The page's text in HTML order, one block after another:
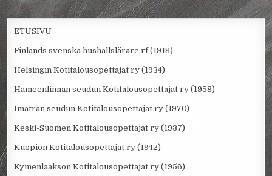
ETUSIVU
Finlands svenska hushållslärare rf (1918)
Helsingin Kotitalousopettajat ry (1934)
Hämeenlinnan seudun Kotitalousopettajat ry (1958)
Imatran seudun Kotitalousopettajat ry (1970)
Keski-Suomen Kotitalousopettajat ry (1937)
Kuopion Kotitalousopettajat ry (1942)
Kymenlaakson Kotitalousopettajat ry (1956)